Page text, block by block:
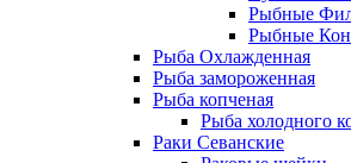
Рыбные
Рыбные
Рыба Охлажденная
Рыба замороженная
Рыба копченая
Рыба холодного
Раки Севанские